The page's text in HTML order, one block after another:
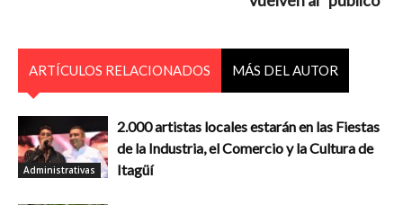
ARTÍCULOS RELACIONADOS MÁS DEL AUTOR
Administrativas
2.000 artistas locales estarán en las Fiestas
de la Industria, el Comercio y la Cultura de
Itagüí